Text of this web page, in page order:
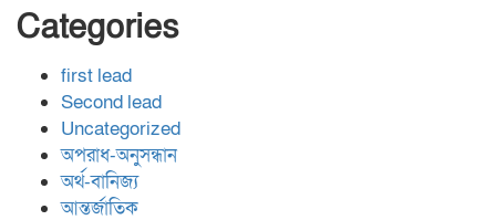
Categories
first lead
Second lead
Uncategorized
অপরাধ-অনুসন্ধান
অর্থ-বানিজ্য
আন্তর্জাতিক